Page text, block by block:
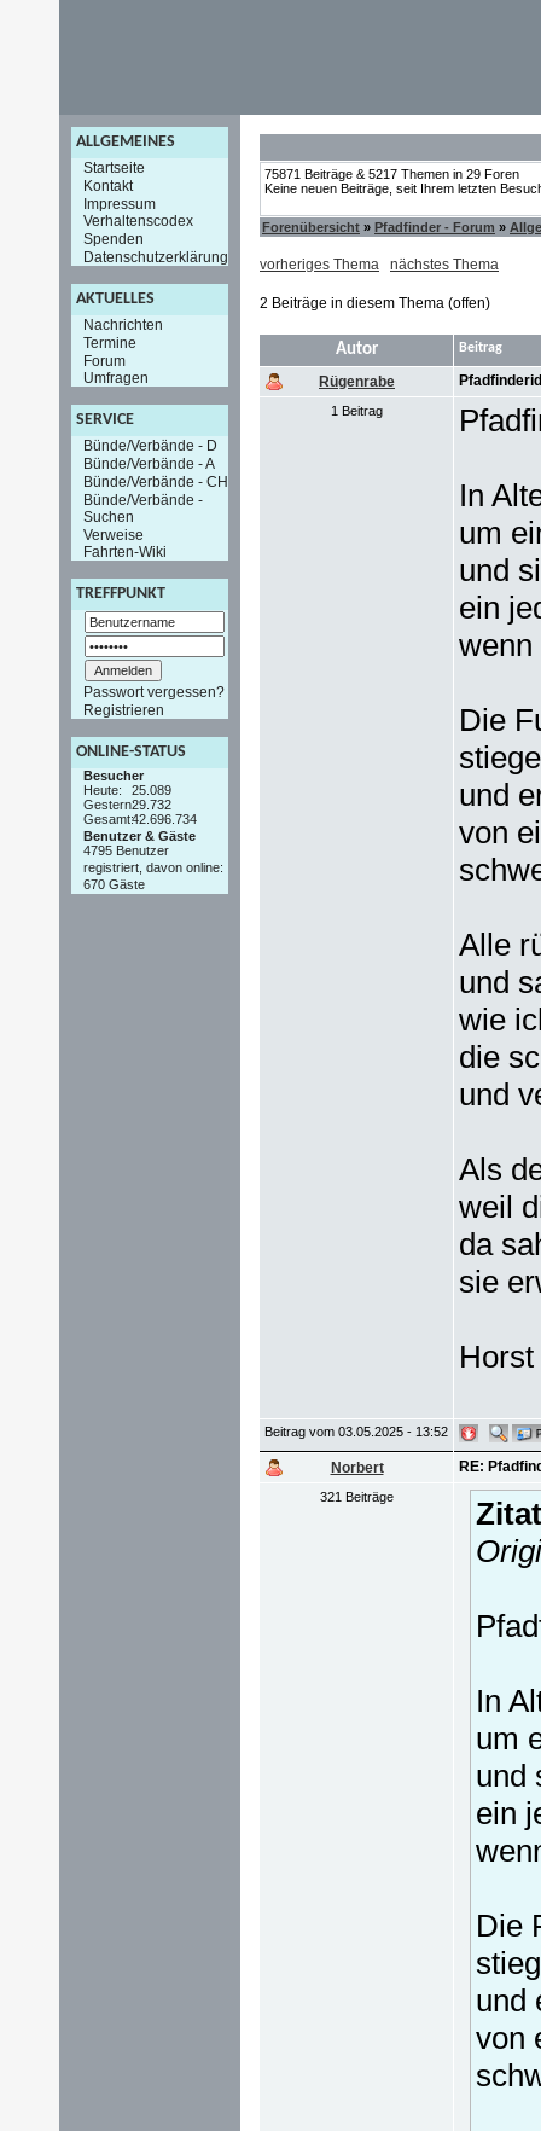
ALLGEMEINES
Startseite
Kontakt
Impressum
Verhaltenscodex
Spenden
Datenschutzerklärung
AKTUELLES
Nachrichten
Termine
Forum
Umfragen
SERVICE
Bünde/Verbände - D
Bünde/Verbände - A
Bünde/Verbände - CH
Bünde/Verbände -
Suchen
Verweise
Fahrten-Wiki
TREFFPUNKT
Passwort vergessen?
Registrieren
ONLINE-STATUS
Besucher
Heute:
25.089
Gestern:29.732
Gesamt:42.696.734
Benutzer & Gäste
4795 Benutzer
registriert, davon online:
670 Gäste
75871 Beiträge & 5217 Themen in 29 Foren
Keine neuen Beiträge, seit Ihrem letzten
Forenübersicht » Pfadfinder - Forum »
vorheriges Thema nächstes Thema
2 Beiträge in diesem Thema (offen)
Autor Beitrag
Rügenrabe
1 Beitrag
In
um
und
ein
wenn
Die
und
von
Alle
und
wie
die
und
Als
weil
da
sie
Beitrag vom 03.05.2025 - 13:52
Norbert RE:
321 Beiträge
Zitat
In
um
und
ein
Die
und
von